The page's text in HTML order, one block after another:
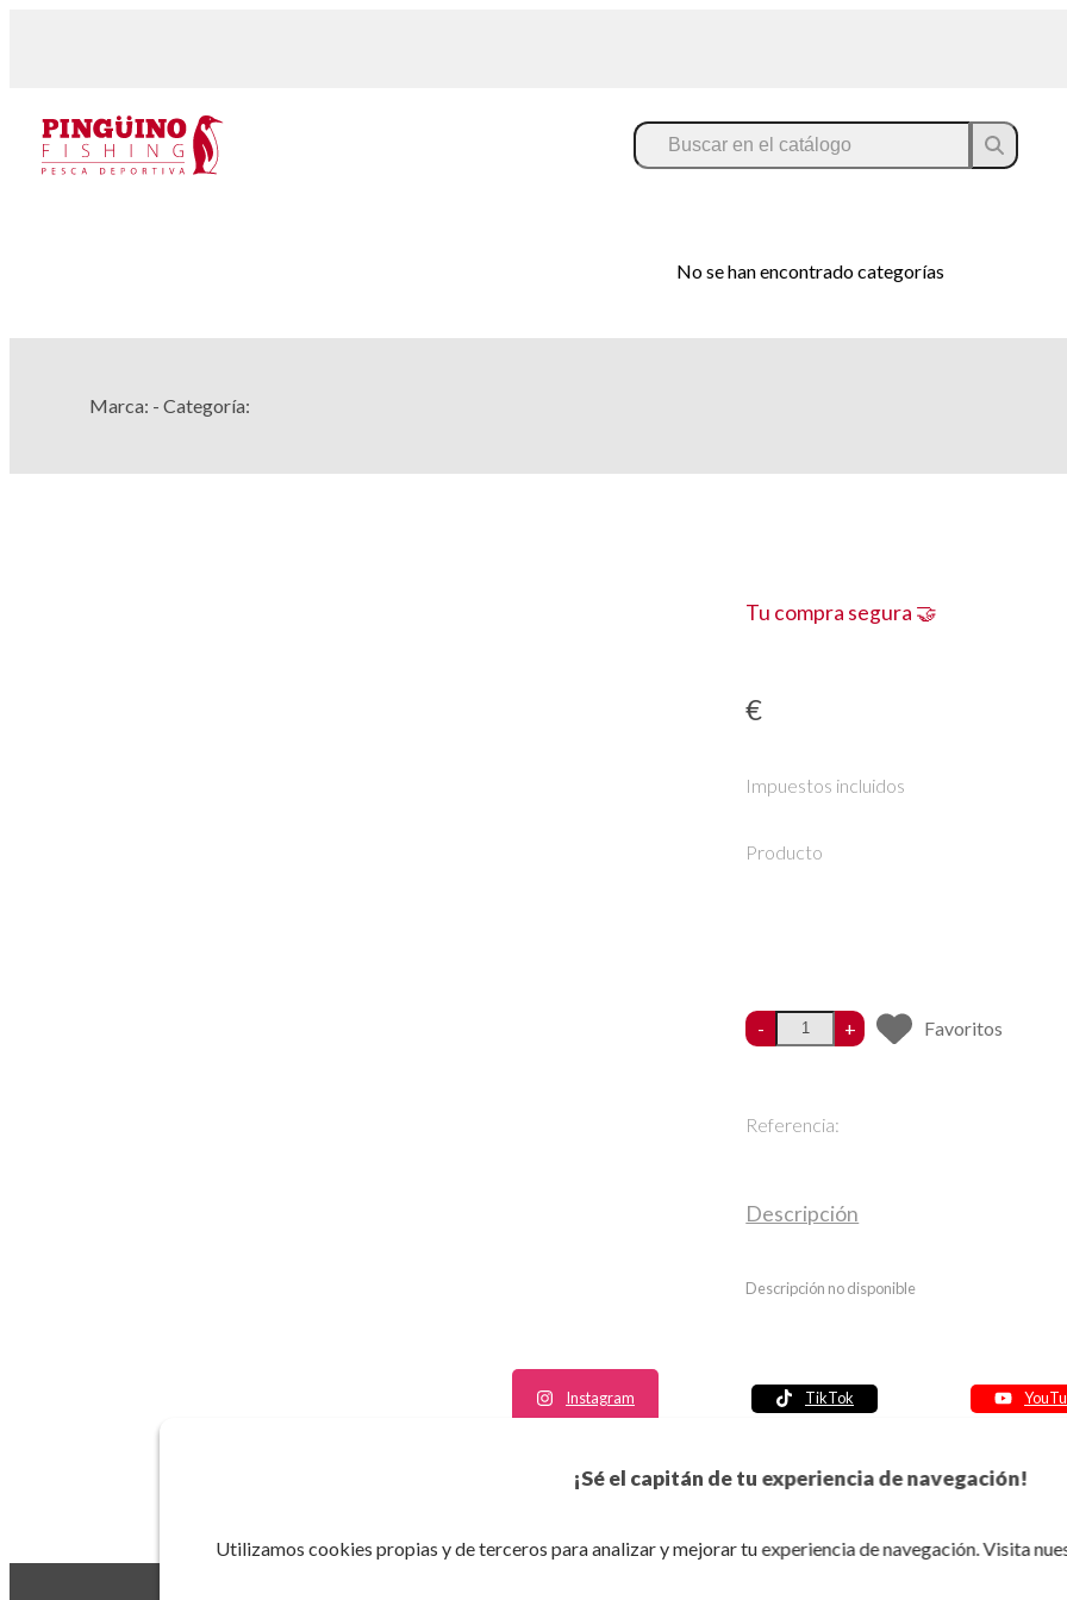
¡Sé el capitán de tu experiencia de navegación!
Utilizamos cookies propias y de terceros para analizar y mejorar tu experiencia de navegación. Visita
No se han encontrado categorías
Marca: - Categoría:
Tu compra segura 🤝
€
Impuestos incluidos
Producto
- + Favoritos
Referencia:
Descripción
Descripción no disponible
Instagram TikTok
Política de seguridad